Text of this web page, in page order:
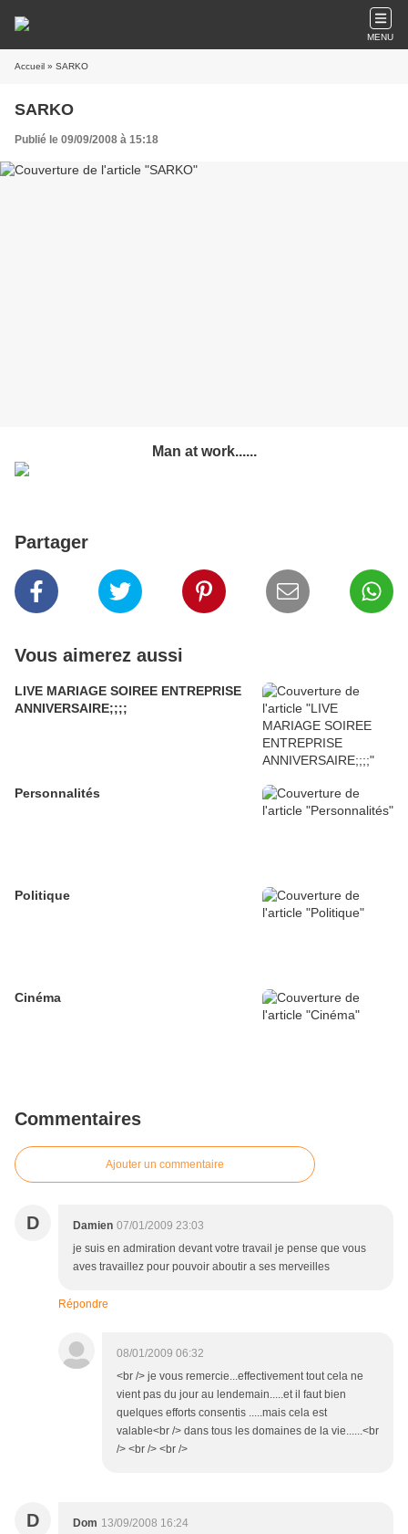
MENU
Accueil » SARKO
SARKO
Publié le 09/09/2008 à 15:18
Man at work......
Partager
Vous aimerez aussi
LIVE MARIAGE SOIREE ENTREPRISE
ANNIVERSAIRE;;;;
Personnalités
Politique
Cinéma
Commentaires
Ajouter un commentaire
D Damien 07/01/2009 23:03
je suis en admiration devant votre travail je pense que vous
aves travaillez pour pouvoir aboutir a ses merveilles
Répondre
08/01/2009 06:32
<br /> je vous remercie...effectivement tout cela ne
vient pas du jour au lendemain.....et il faut bien
quelques efforts consentis .....mais cela est
valable<br /> dans tous les domaines de la vie......<br
/> <br /> <br />
D Dom 13/09/2008 16:24